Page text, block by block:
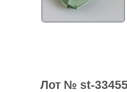
Лот № st-